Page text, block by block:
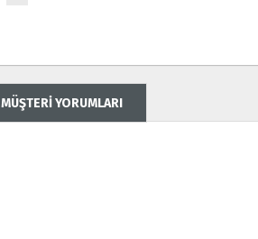
MÜŞTERİ YORUMLARI